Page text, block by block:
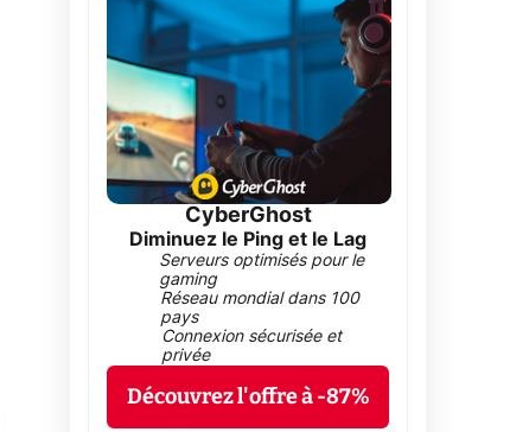
CyberGhost
Diminuez le Ping et le Lag
Serveurs optimisés pour le
gaming
Réseau mondial dans 100
pays
Connexion sécurisée et
privée
Découvrez l'offre à -87%